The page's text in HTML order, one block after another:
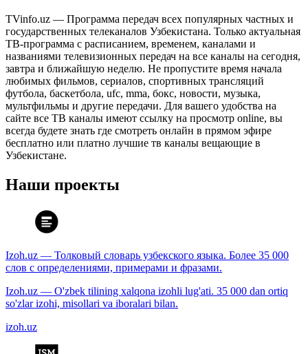
TVinfo.uz — Программа передач всех популярных частных и
государственных телеканалов Узбекистана. Только актуальная
ТВ-программа с расписанием, временем, каналами и
названиями телевизионных передач на все каналы на сегодня,
завтра и ближайшую неделю. Не пропустите время начала
любимых фильмов, сериалов, спортивных трансляций
футбола, баскетбола, ufc, mma, бокс, новости, музыка,
мультфильмы и другие передачи. Для вашего удобства на
сайте все ТВ каналы имеют ссылку на просмотр online, вы
всегда будете знать где смотреть онлайн в прямом эфире
бесплатно или платно лучшие тв каналы вещающие в
Узбекистане.
Наши проекты
Izoh.uz — Толковый словарь узбекского языка. Более 35 000
слов с определениями, примерами и фразами.
Izoh.uz — O'zbek tilining xalqona izohli lug'ati. 35 000 dan ortiq
so'zlar izohi, misollari va iboralari bilan.
izoh.uz